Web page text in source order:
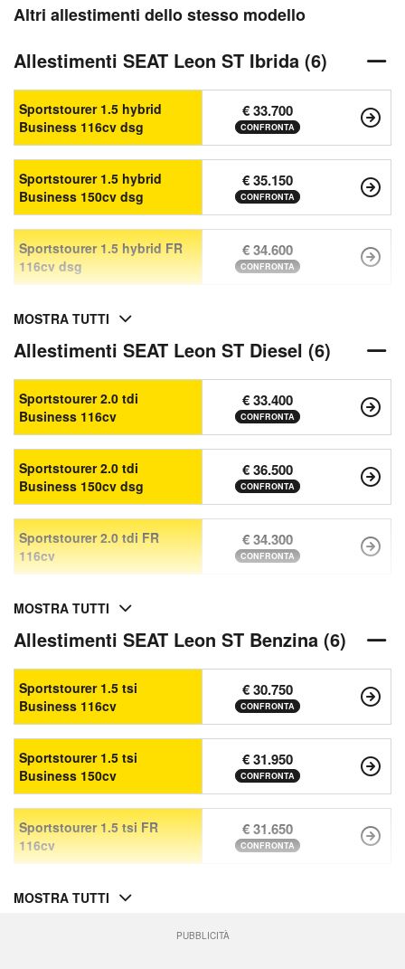
Altri allestimenti dello stesso modello
Allestimenti SEAT Leon ST Ibrida (6)
Sportstourer 1.5 hybrid
Business 116cv dsg
€ 33.700
CONFRONTA
Sportstourer 1.5 hybrid
Business 150cv dsg
€ 35.150
CONFRONTA
Sportstourer 1.5 hybrid FR
116cv dsg
€ 34.600
CONFRONTA
MOSTRA TUTTI
Allestimenti SEAT Leon ST Diesel (6)
Sportstourer 2.0 tdi
Business 116cv
€ 33.400
CONFRONTA
Sportstourer 2.0 tdi
Business 150cv dsg
€ 36.500
CONFRONTA
Sportstourer 2.0 tdi FR
116cv
€ 34.300
CONFRONTA
MOSTRA TUTTI
Allestimenti SEAT Leon ST Benzina (6)
Sportstourer 1.5 tsi
Business 116cv
€ 30.750
CONFRONTA
Sportstourer 1.5 tsi
Business 150cv
€ 31.950
CONFRONTA
Sportstourer 1.5 tsi FR
116cv
€ 31.650
CONFRONTA
MOSTRA TUTTI
PUBBLICITÀ